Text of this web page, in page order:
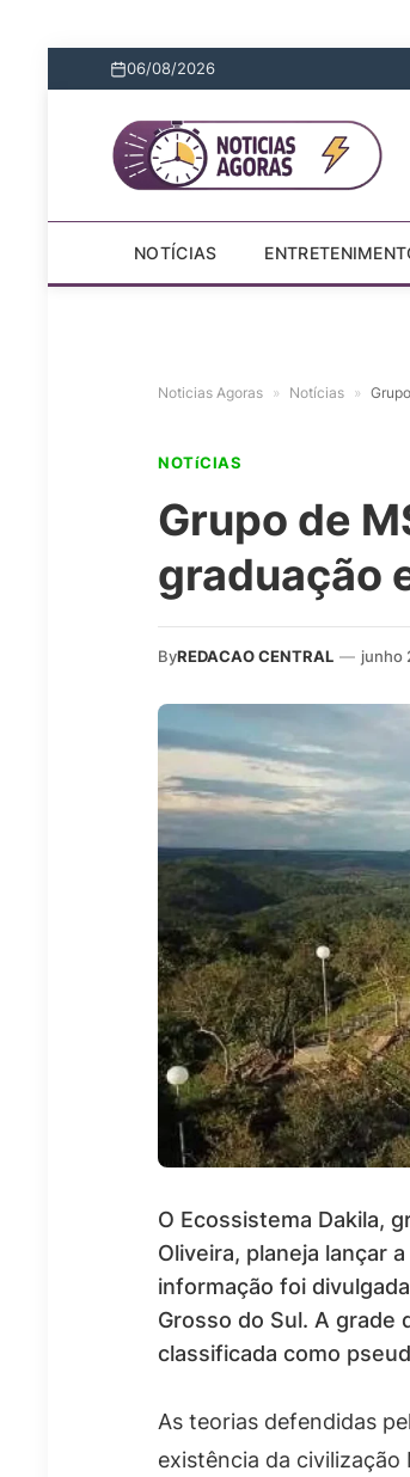
06/08/2026
NOTÍCIAS
Noticias Agoras » Notícias »
NOTíCIAS
Grupo de
graduação
ByREDACAO CENTRAL — junho
O Ecossistema Dakila,
Oliveira, planeja lançar
informação foi
Grosso do Sul. A grade
classificada como
As teorias defendidas
existência da civilização